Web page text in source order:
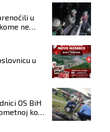
u
ne
u
OS BiH
kod